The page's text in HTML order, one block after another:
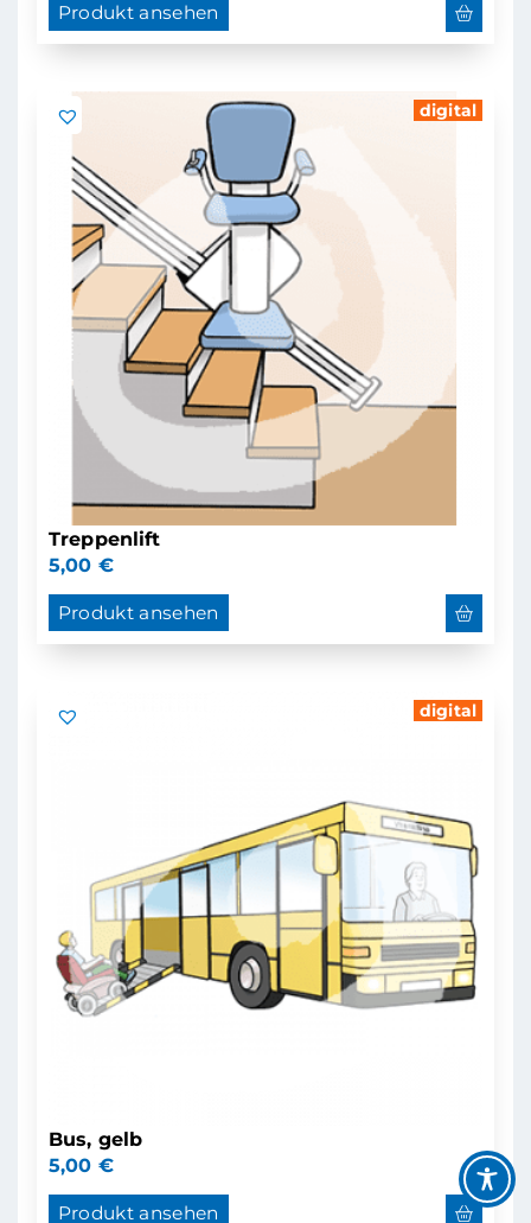
Produkt ansehen
digital
Treppenlift
5,00 €
Produkt ansehen
digital
Bus, gelb
5,00 €
Produkt ansehen